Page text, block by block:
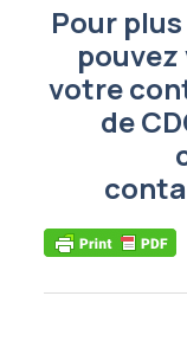
Pour
votre
de